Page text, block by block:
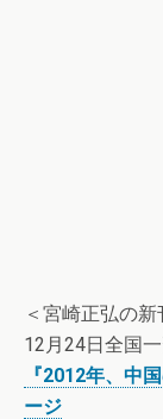
＜宮崎正弘の新
12月24日全国一
『2012年、中
ージ